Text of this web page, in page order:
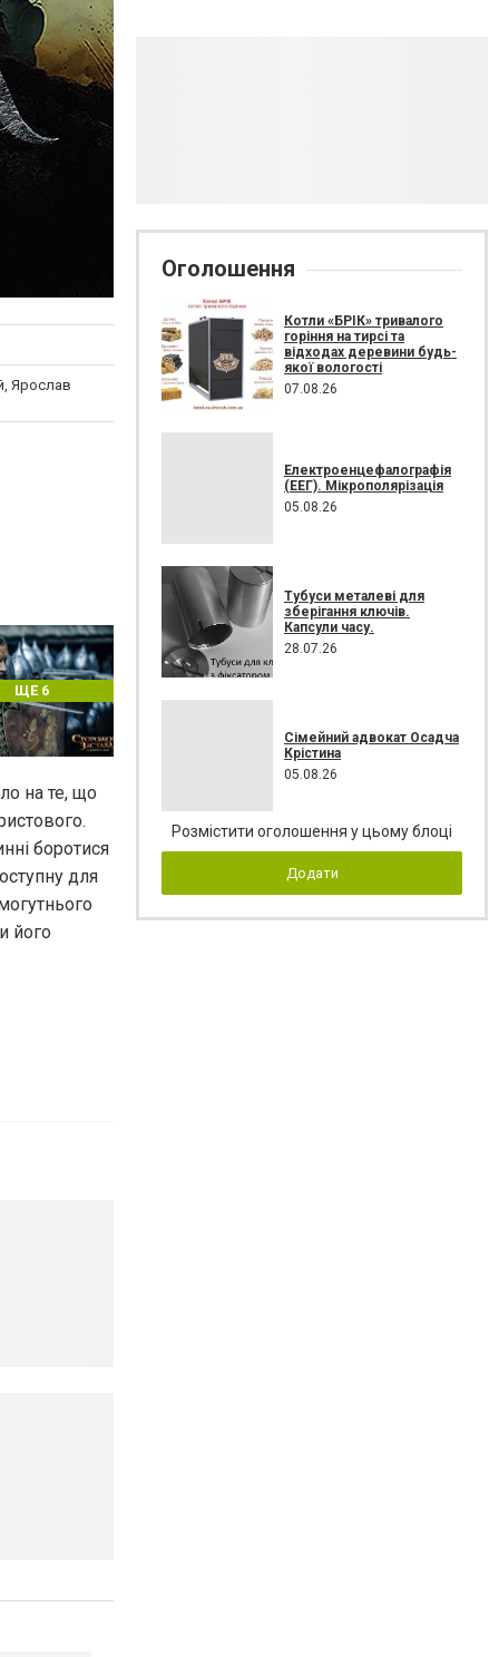
Ярослав
ЩЕ 6
на те, що
боротися
для
його
Оголошення
Котли «БРІК» тривалого
горіння на тирсі та
відходах деревини будь-
якої вологості
07.08.26
Електроенцефалографія
(ЕЕГ). Мікрополярізація
05.08.26
Тубуси металеві для
зберігання ключів.
Капсули часу.
28.07.26
Сімейний адвокат Осадча
Крістина
05.08.26
Розмістити оголошення у цьому блоці
Додати